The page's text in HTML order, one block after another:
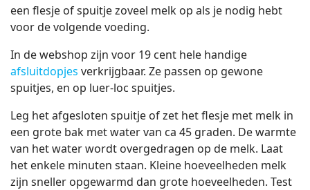
een flesje of spuitje zoveel melk op als je nodig hebt
voor de volgende voeding.
In de webshop zijn voor 19 cent hele handige
afsluitdopjes verkrijgbaar. Ze passen op gewone
spuitjes, en op luer-loc spuitjes.
Leg het afgesloten spuitje of zet het flesje met melk in
een grote bak met water van ca 45 graden. De warmte
van het water wordt overgedragen op de melk. Laat
het enkele minuten staan. Kleine hoeveelheden melk
zijn sneller opgewarmd dan grote hoeveelheden. Test